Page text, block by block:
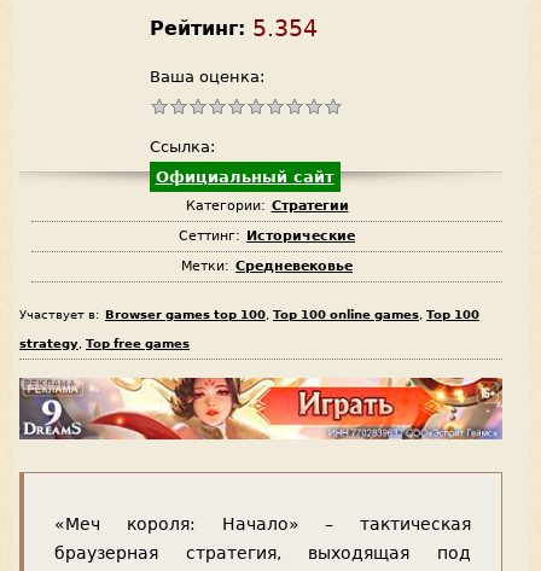
Рейтинг: 5.354
Ваша оценка:
Ссылка:
Официальный сайт
Категории: Стратегии
Сеттинг: Исторические
Метки: Средневековье
Участвует в: Browser games top 100 Top 100 online games Top 100
strategy Top free games
«Меч короля: Начало» – тактическая
браузерная стратегия, выходящая под